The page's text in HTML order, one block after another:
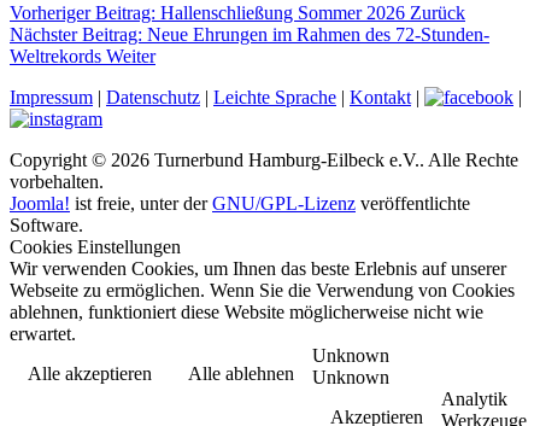
Vorheriger Beitrag: Hallenschließung Sommer 2026 Zurück
Nächster Beitrag: Neue Ehrungen im Rahmen des 72-Stunden-
Weltrekords Weiter
Impressum | Datenschutz | Leichte Sprache | Kontakt | |
Copyright © 2026 Turnerbund Hamburg-Eilbeck e.V.. Alle Rechte
vorbehalten.
Joomla! ist freie, unter derGNU/GPL-Lizenz veröffentlichte
Software.
Cookies Einstellungen
Wir verwenden Cookies, um Ihnen das beste Erlebnis auf unserer
Webseite zu ermöglichen. Wenn Sie die Verwendung von Cookies
ablehnen, funktioniert diese Website möglicherweise nicht wie
erwartet.
Alle akzeptieren
Alle ablehnen
Unknown
Unknown
Akzeptieren
Analytik
Werkzeuge